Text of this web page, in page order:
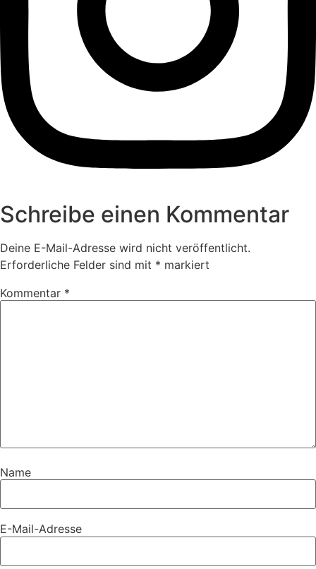
Schreibe einen Kommentar
Deine E-Mail-Adresse wird nicht veröffentlicht.
Erforderliche Felder sind mit * markiert
Kommentar *
Name
E-Mail-Adresse